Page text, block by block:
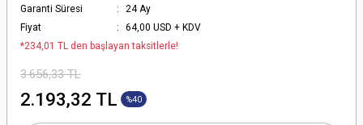
Garanti Süresi
24 Ay
Fiyat
64,00 USD + KDV
*234,01 TL den başlayan taksitlerle!
3.656,33 TL
2.193,32 TL %40